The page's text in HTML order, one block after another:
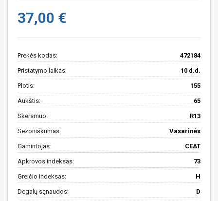
37,00 €
Prekės kodas: 472184
Pristatymo laikas: 10 d.d.
Plotis: 155
Aukštis: 65
Skersmuo: R13
Sezoniškumas: Vasarinės
Gamintojas: CEAT
Apkrovos indeksas: 73
Greičio indeksas: H
Degalų sąnaudos: D